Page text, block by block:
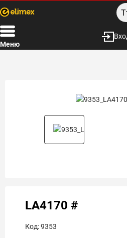
Меню
LA4170 #
Код:9353